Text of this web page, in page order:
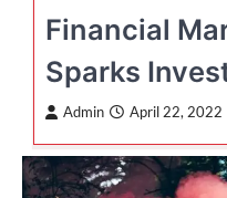
Financial
Sparks
Admin April 22, 2022